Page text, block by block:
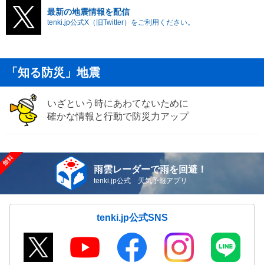
最新の地震情報を配信
tenki.jp公式X（旧Twitter）をご利用ください。
「知る防災」地震
いざという時にあわてないために
確かな情報と行動で防災力アップ
雨雲レーダーで雨を回避！
tenki.jp公式 天気予報アプリ
tenki.jp公式SNS